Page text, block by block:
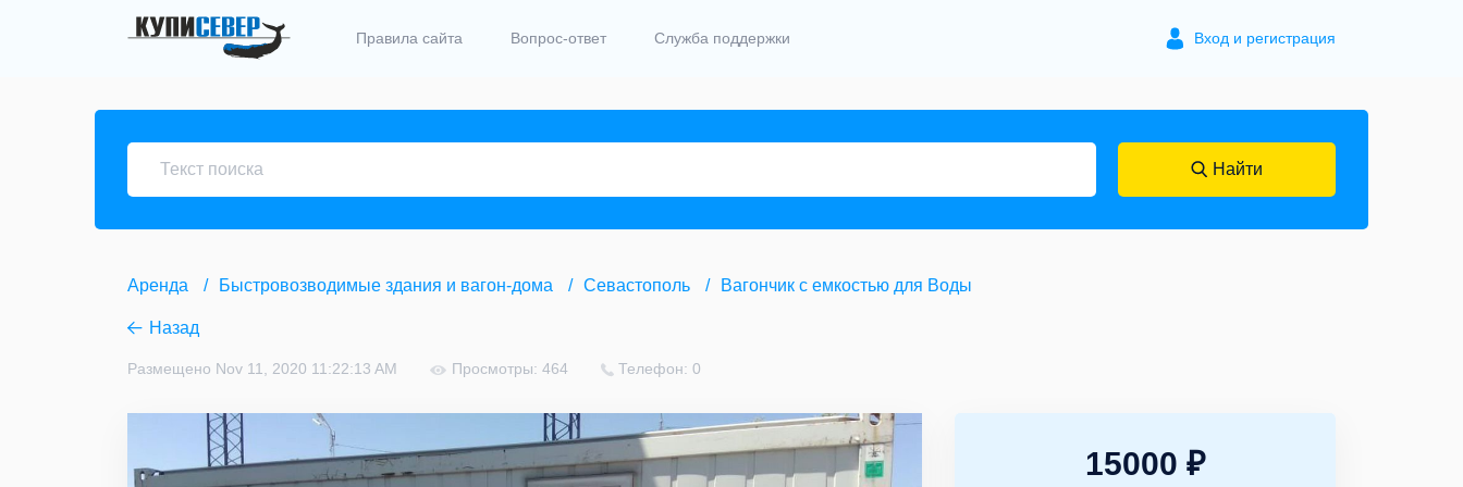
Правила сайта Вопрос-ответ Служба поддержки Вход и регистрация
Найти
Аренда Быстровозводимые здания и вагон-дома Севастополь Вагончик с емкостью для Воды
Назад
Размещено Nov 11, 2020 11:22:13 AM Просмотры: 464 Телефон: 0
15000 ₽